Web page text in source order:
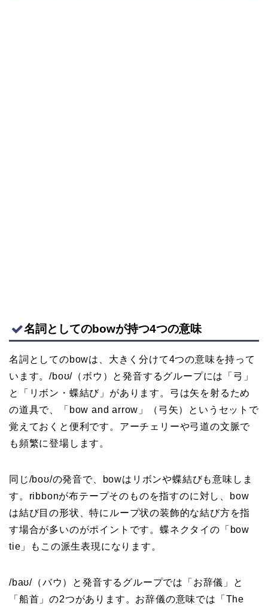
名詞としてのbowが持つ4つの意味
名詞としてのbowは、大きく分けて4つの意味を持って
います。/boʊ/（ボウ）と発音するグループには「弓」
と「リボン・蝶結び」があります。弓は矢を射るため
の道具で、「bow and arrow」（弓矢）というセットで
覚えておくと便利です。アーチェリーや弓道の文脈で
も頻繁に登場します。
同じ/boʊ/の発音で、bowはリボンや蝶結びも意味しま
す。ribbonが布テープそのものを指すのに対し、bow
は結び目の形状、特にループ状の装飾的な結び方を指
す場合が多いのがポイントです。蝶ネクタイの「bow
tie」もこの派生表現になります。
/baʊ/（バウ）と発音するグループでは「お辞儀」と
「船首」の2つがあります。お辞儀の意味では「The